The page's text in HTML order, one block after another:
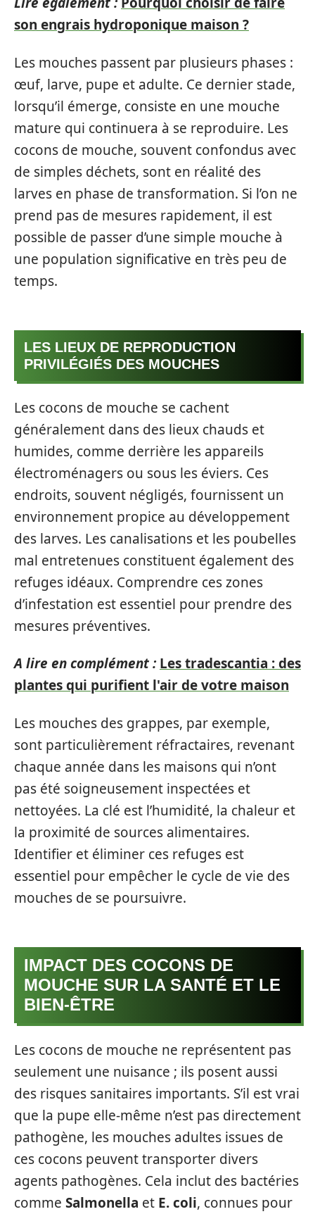
son engrais hydroponique maison ?
Les mouches passent par plusieurs phases :
œuf, larve, pupe et adulte. Ce dernier stade,
lorsqu’il émerge, consiste en une mouche
mature qui continuera à se reproduire. Les
cocons de mouche, souvent confondus avec
de simples déchets, sont en réalité des
larves en phase de transformation. Si l’on ne
prend pas de mesures rapidement, il est
possible de passer d’une simple mouche à
une population significative en très peu de
temps.
LES LIEUX DE REPRODUCTION
PRIVILÉGIÉS DES MOUCHES
Les cocons de mouche se cachent
généralement dans des lieux chauds et
humides, comme derrière les appareils
électroménagers ou sous les éviers. Ces
endroits, souvent négligés, fournissent un
environnement propice au développement
des larves. Les canalisations et les poubelles
mal entretenues constituent également des
refuges idéaux. Comprendre ces zones
d’infestation est essentiel pour prendre des
mesures préventives.
A lire en complément : Les tradescantia : des
plantes qui purifient l'air de votre maison
Les mouches des grappes, par exemple,
sont particulièrement réfractaires, revenant
chaque année dans les maisons qui n’ont
pas été soigneusement inspectées et
nettoyées. La clé est l’humidité, la chaleur et
la proximité de sources alimentaires.
Identifier et éliminer ces refuges est
essentiel pour empêcher le cycle de vie des
mouches de se poursuivre.
IMPACT DES COCONS DE
MOUCHE SUR LA SANTÉ ET LE
BIEN-ÊTRE
Les cocons de mouche ne représentent pas
seulement une nuisance ; ils posent aussi
des risques sanitaires importants. S’il est vrai
que la pupe elle-même n’est pas directement
pathogène, les mouches adultes issues de
ces cocons peuvent transporter divers
agents pathogènes. Cela inclut des bactéries
comme Salmonella et E. coli, connues pour